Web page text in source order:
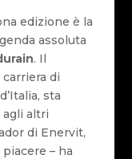
edizione è la
assoluta
. Il
di
sta
altri
di Enervit,
– ha